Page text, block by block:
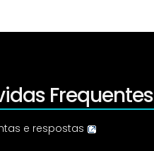
Frequentes
e respostas